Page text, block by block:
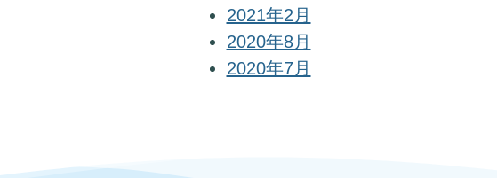
2021年2月
2020年8月
2020年7月